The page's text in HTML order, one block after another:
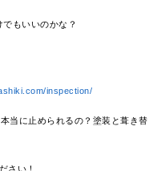
もいいのかな？
inspection/
当に止められるの？塗装と葺き替
さい！